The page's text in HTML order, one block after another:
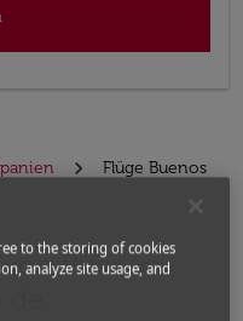
Flüge Buenos
Buenos
Route (Abflugort
to the storing of cookies
analyze site usage, and